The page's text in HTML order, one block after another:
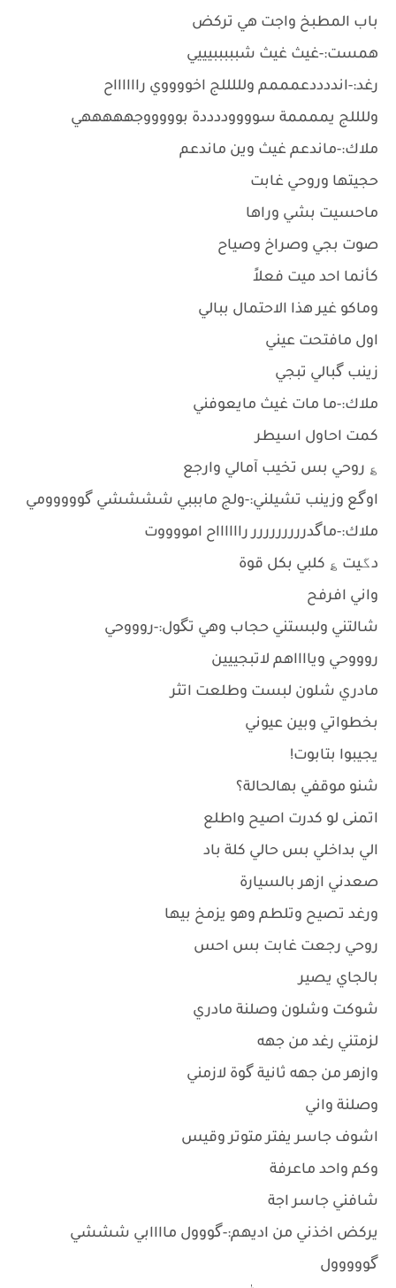
باب المطبخ واجت هي تركض
همست:-غيث غيث شبببببيييي
رغد:-انددددعمممم ولللللج اخووووي رااااااح
وللللج يممممة سووووددددة بوووووجهههههي
ملاك:-ماندعم غيث وين ماندعم
حجيتها وروحي غابت
ماحسيت بشي وراها
صوت بجي وصراخ وصياح
كأنما احد ميت فعلاً
وماكو غير هذا الاحتمال ببالي
اول مافتحت عيني
زينب گبالي تبجي
ملاك:-ما مات غيث مايعوفني
كمت احاول اسيطر
؏ روحي بس تخيب آمالي وارجع
اوگع وزينب تشيلني:-ولج مابببي ششششي گووووومي
ملاك:-ماگدررررررررر رااااااح امووووت
دگيت ؏ كلبي بكل قوة
واني افرفح
شالتني ولبستني حجاب وهي تگول:-روووحي
روووحي ويااااهم لاتبجييين
مادري شلون لبست وطلعت اتثر
بخطواتي وبين عيوني
يجيبوا بتابوت!
شنو موقفي بهالحالة؟
اتمنى لو كدرت اصيح واطلع
الي بداخلي بس حالي كلة باد
صعدني ازهر بالسيارة
ورغد تصيح وتلطم وهو يزمخ بيها
روحي رجعت غابت بس احس
بالجاي يصير
شوكت وشلون وصلنة مادري
لزمتني رغد من جهه
وازهر من جهه ثانية گوة لازمني
وصلنة واني
اشوف جاسر يفتر متوتر وقيس
وكم واحد ماعرفة
شافني جاسر اجة
يركض اخذني من اديهم:-گووول ماااابي شششي
گووووول